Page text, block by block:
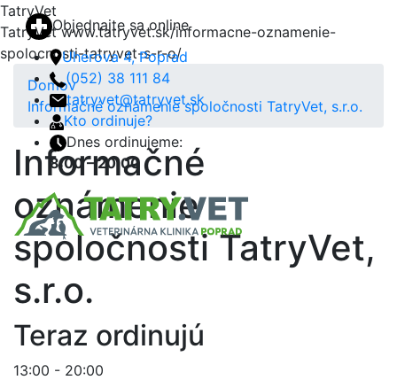
TatryVet
TatryVetwww.tatryvet.sk/informacne-oznamenie-
spolocnosti-tatryvet-s-r-o/
Objednajte sa online
Uherova 4, Poprad
(052) 38 111 84
tatryvet@tatryvet.sk
Kto ordinuje?
Dnes ordinujeme:
8:00 – 20:00
Domov
Informačné oznámenie spoločnosti TatryVet, s.r.o.
Informačné
oznámenie
spoločnosti TatryVet,
s.r.o.
Teraz ordinujú
13:00 - 20:00